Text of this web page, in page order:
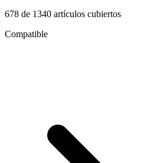
678 de 1340 artículos cubiertos
Compatible